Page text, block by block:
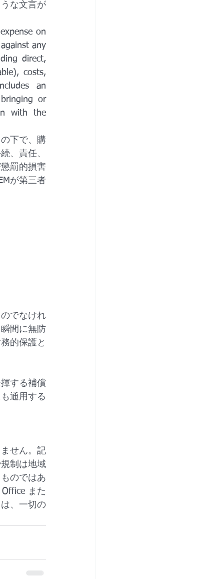
な文言が
on
any
direct,
costs,
an
or
with the
下で、購
、責任、
罰的損害
が第三者
でなけれ
間に無防
的保護と
する補償
通用する
せん。記
制は地域
のではあ
また
、一切の